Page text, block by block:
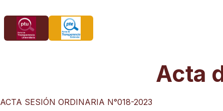
al
contenido
Acta
ACTA SESIÓN ORDINARIA N°018-2023